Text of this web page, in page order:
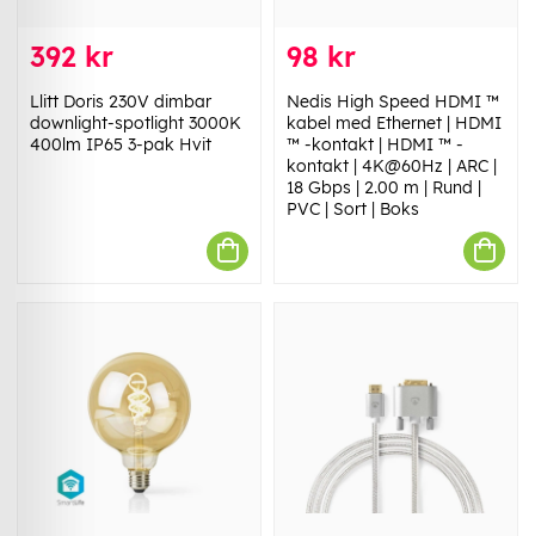
392 kr
Llitt Doris 230V dimbar
downlight-spotlight 3000K
400lm IP65 3-pak Hvit
98 kr
Nedis High Speed ​​HDMI ™
kabel med Ethernet | HDMI
™ -kontakt | HDMI ™ -
kontakt | 4K@60Hz | ARC |
18 Gbps | 2.00 m | Rund |
PVC | Sort | Boks